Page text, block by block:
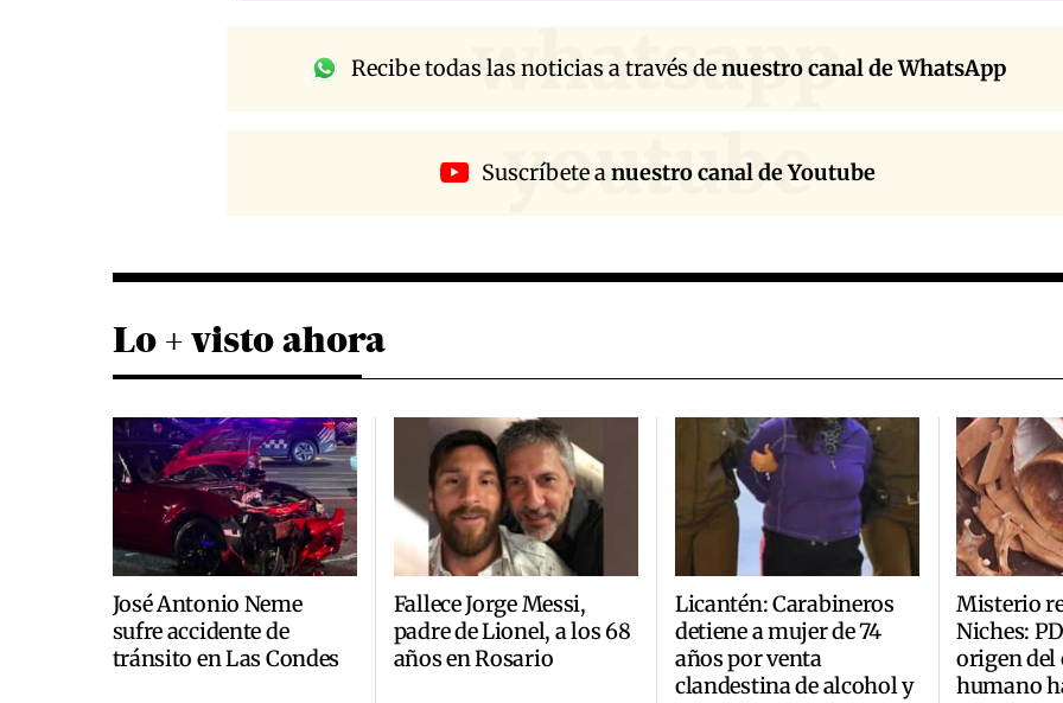
whatsapp
Recibe todas las noticias a través denuestro canal de WhatsApp
youtube
Suscríbete anuestro canal de Youtube
Lo + visto ahora
José Antonio Neme
sufre accidente de
tránsito en Las Condes
Fallece Jorge Messi,
padre de Lionel, a los 68
años en Rosario
Licantén: Carabineros
detiene a mujer de 74
años por venta
clandestina de alcohol y
Misterio
Niches:
origen del
humano